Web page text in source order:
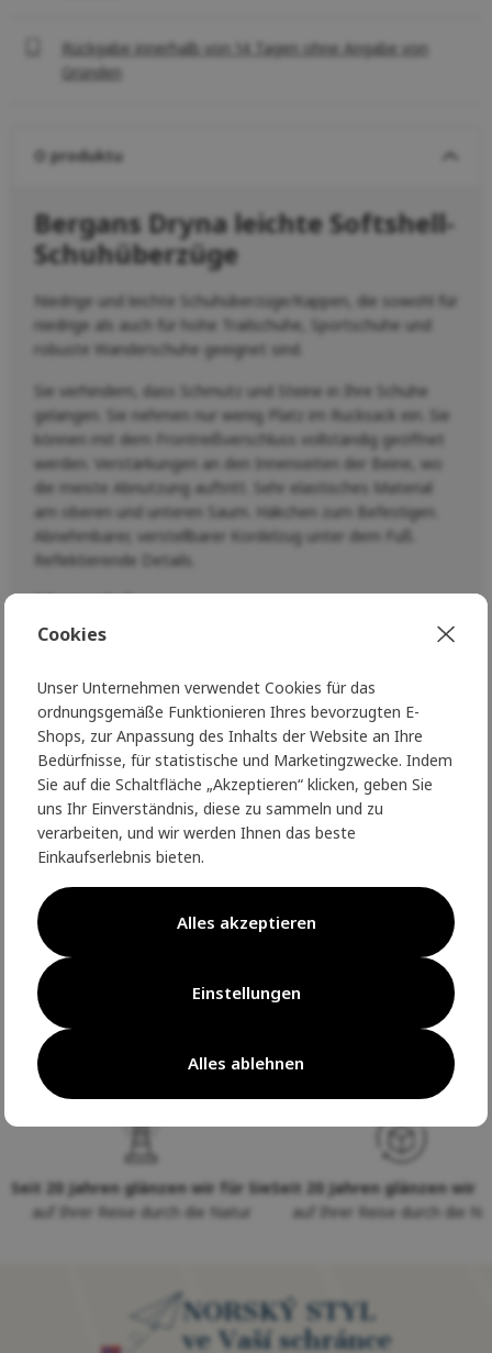
Rückgabe innerhalb von 14 Tagen ohne Angabe von
Gründen
O produktu
Bergans Dryna leichte Softshell-
Schuhüberzüge
Niedrige und leichte Schuhüberzüge/Kappen, die sowohl für
niedrige als auch für hohe Trailschuhe, Sportschuhe und
robuste Wanderschuhe geeignet sind.
Sie verhindern, dass Schmutz und Steine in Ihre Schuhe
gelangen. Sie nehmen nur wenig Platz im Rucksack ein. Sie
können mit dem Frontreißverschluss vollständig geöffnet
werden. Verstärkungen an den Innenseiten der Beine, wo
die meiste Abnutzung auftritt. Sehr elastisches Material
am oberen und unteren Saum. Häkchen zum Befestigen.
Abnehmbarer, verstellbarer Kordelzug unter dem Fuß.
Reflektierende Details.
Material
Softshell mit wasserdichtem WR-Obermaterial ohne PFAS
Technische Parameter
Hauptmaterial: 90% Polyester, 10% Elastan
Verstärkung: 92% Polyamid, 8% Elastan
Gewicht: 170 g
Parametry
Výrobce
Recenze
Seit 20 Jahren glänzen wir für Sie
auf Ihrer Reise durch die Natur
Seit 20 Jahren glänzen wir
auf Ihrer Reise durch die
NORSKÝ STYL
ve Vaší schránce
Cookies
Unser Unternehmen verwendet Cookies für das
ordnungsgemäße Funktionieren Ihres bevorzugten E-
Shops, zur Anpassung des Inhalts der Website an Ihre
Bedürfnisse, für statistische und Marketingzwecke. Indem
Sie auf die Schaltfläche „Akzeptieren“ klicken, geben Sie
uns Ihr Einverständnis, diese zu sammeln und zu
verarbeiten, und wir werden Ihnen das beste
Einkaufserlebnis bieten.
Alles ablehnen
Einstellungen
Alles akzeptieren